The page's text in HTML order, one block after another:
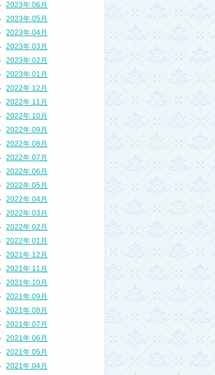
2023年 06月
2023年 05月
2023年 04月
2023年 03月
2023年 02月
2023年 01月
2022年 12月
2022年 11月
2022年 10月
2022年 09月
2022年 08月
2022年 07月
2022年 06月
2022年 05月
2022年 04月
2022年 03月
2022年 02月
2022年 01月
2021年 12月
2021年 11月
2021年 10月
2021年 09月
2021年 08月
2021年 07月
2021年 06月
2021年 05月
2021年 04月